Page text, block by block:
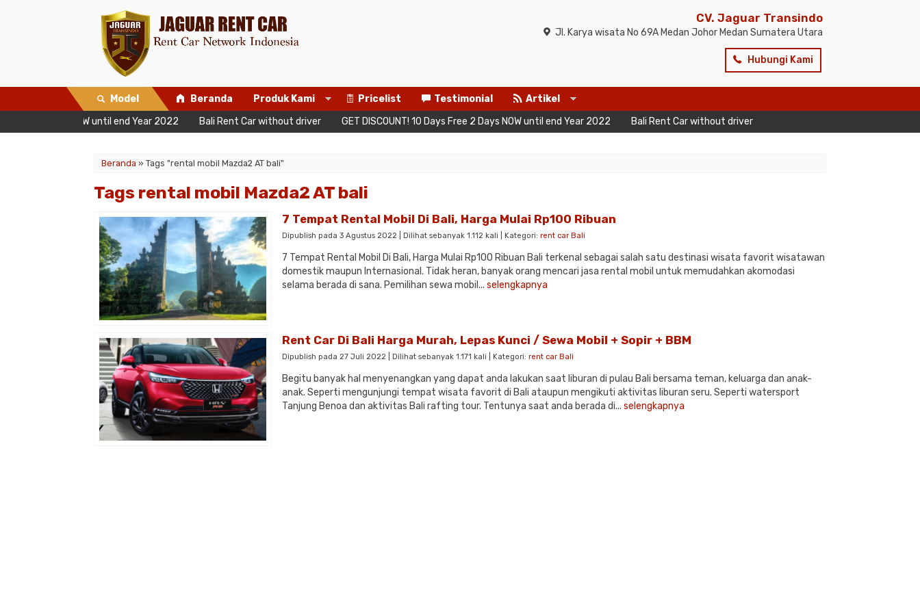
CV. Jaguar Transindo
Jl. Karya wisata No 69A Medan Johor Medan Sumatera Utara
Hubungi Kami
Model Beranda Produk Kami Pricelist Testimonial
Artikel
Free 2 Days NOW until end Year 2022
Bali Rent Car without driver GET DISCOUNT! 10 Days Free 2 Days NOW until end Year 2022 Bali Rent Car without driver
Beranda » Tags "rental mobil Mazda2 AT bali"
Tags rental mobil Mazda2 AT bali
7 Tempat Rental Mobil Di Bali, Harga Mulai Rp100 Ribuan
Dipublish pada 3 Agustus 2022 | Dilihat sebanyak 1.112 kali | Kategori: rent car Bali
7 Tempat Rental Mobil Di Bali, Harga Mulai Rp100 Ribuan Bali terkenal sebagai salah satu destinasi wisata favorit wisatawan
domestik maupun Internasional. Tidak heran, banyak orang mencari jasa rental mobil untuk memudahkan akomodasi
selama berada di sana. Pemilihan sewa mobil... selengkapnya
Rent Car Di Bali Harga Murah, Lepas Kunci / Sewa Mobil + Sopir + BBM
Dipublish pada 27 Juli 2022 | Dilihat sebanyak 1.171 kali | Kategori: rent car Bali
Begitu banyak hal menyenangkan yang dapat anda lakukan saat liburan di pulau Bali bersama teman, keluarga dan anak-
anak. Seperti mengunjungi tempat wisata favorit di Bali ataupun mengikuti aktivitas liburan seru. Seperti watersport
Tanjung Benoa dan aktivitas Bali rafting tour. Tentunya saat anda berada di... selengkapnya